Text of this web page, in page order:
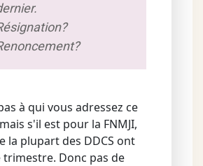
à qui vous adressez ce
s'il est pour la FNMJI,
la plupart des DDCS ont
trimestre. Donc pas de